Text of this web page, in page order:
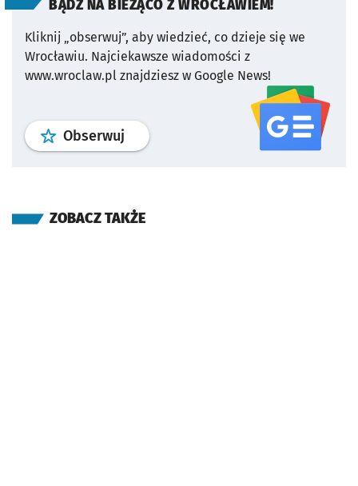
BĄDŹ NA BIEŻĄCO Z WROCŁAWIEM!
Kliknij „obserwuj”, aby wiedzieć, co dzieje się we
Wrocławiu. Najciekawsze wiadomości z
www.wroclaw.pl znajdziesz w Google News!
Obserwuj profil serwisu
ZOBACZ TAKŻE